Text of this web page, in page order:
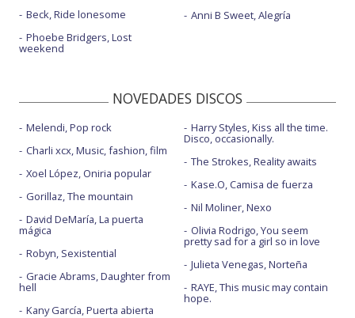
Beck, Ride lonesome
Phoebe Bridgers, Lost
weekend
Anni B Sweet, Alegría
NOVEDADES DISCOS
Melendi, Pop rock
Charli xcx, Music, fashion, film
Xoel López, Oniria popular
Gorillaz, The mountain
David DeMaría, La puerta
mágica
Robyn, Sexistential
Gracie Abrams, Daughter from
hell
Kany García, Puerta abierta
Harry Styles, Kiss all the time.
Disco, occasionally.
The Strokes, Reality awaits
Kase.O, Camisa de fuerza
Nil Moliner, Nexo
Olivia Rodrigo, You seem
pretty sad for a girl so in love
Julieta Venegas, Norteña
RAYE, This music may contain
hope.